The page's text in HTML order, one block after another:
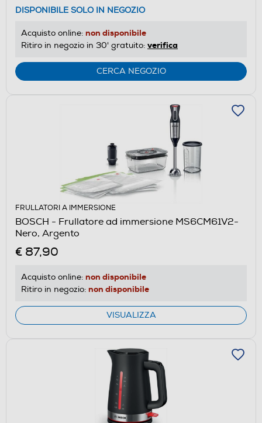
DISPONIBILE SOLO IN NEGOZIO
Acquisto online: non disponibile
Ritiro in negozio in 30' gratuito: verifica
CERCA NEGOZIO
FRULLATORI A IMMERSIONE
BOSCH - Frullatore ad immersione MS6CM61V2-
Nero, Argento
€ 87,90
Acquisto online: non disponibile
Ritiro in negozio: non disponibile
VISUALIZZA